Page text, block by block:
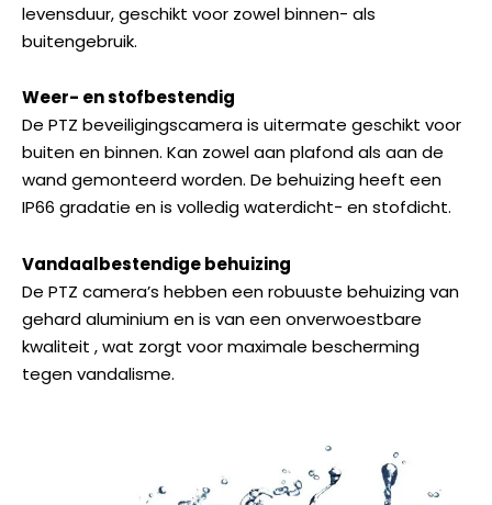
levensduur, geschikt voor zowel binnen- als
buitengebruik.
Weer- en stofbestendig
De PTZ beveiligingscamera is uitermate geschikt voor
buiten en binnen. Kan zowel aan plafond als aan de
wand gemonteerd worden. De behuizing heeft een
IP66 gradatie en is volledig waterdicht- en stofdicht.
Vandaalbestendige behuizing
De PTZ camera’s hebben een robuuste behuizing van
gehard aluminium en is van een onverwoestbare
kwaliteit , wat zorgt voor maximale bescherming
tegen vandalisme.